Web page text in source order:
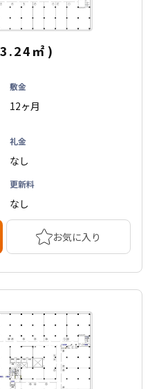
㎡ )
敷金
12ヶ月
礼金
なし
更新料
なし
お気に入り